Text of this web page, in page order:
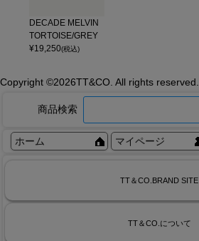
DECADE MELVIN
TORTOISE/GREY
¥19,250(税込)
Copyright ©2026TT&CO. All rights reserved.
商品検索
ホーム マイページ
TT＆CO.BRAND SITE
TT＆CO.について